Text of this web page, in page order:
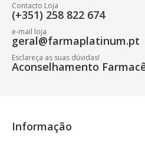
Contacto Loja
(+351) 258 822 674
e-mail loja
geral@farmaplatinum.pt
Esclareça as suas dúvidas!
Aconselhamento
Informação